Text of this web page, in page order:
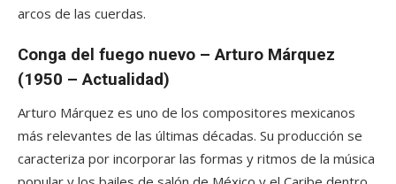
arcos de las cuerdas.
Conga del fuego nuevo – Arturo Márquez
(1950 – Actualidad)
Arturo Márquez es uno de los compositores mexicanos
más relevantes de las últimas décadas. Su producción se
caracteriza por incorporar las formas y ritmos de la música